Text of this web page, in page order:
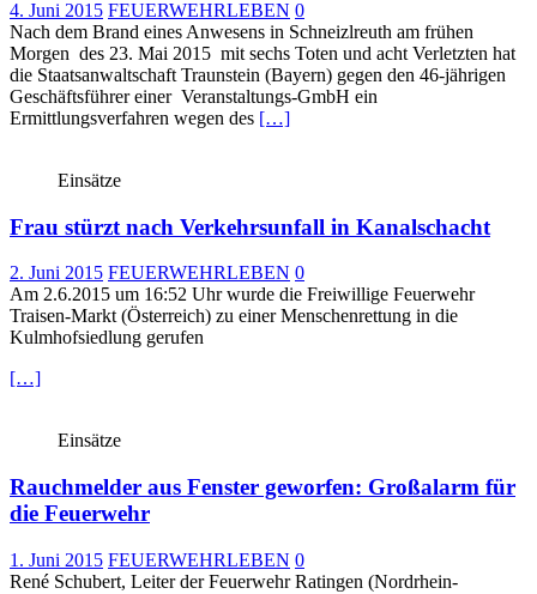
4. Juni 2015 FEUERWEHRLEBEN 0
Nach dem Brand eines Anwesens in Schneizlreuth am frühen
Morgen des 23. Mai 2015 mit sechs Toten und acht Verletzten hat
die Staatsanwaltschaft Traunstein (Bayern) gegen den 46-jährigen
Geschäftsführer einer Veranstaltungs-GmbH ein
Ermittlungsverfahren wegen des […]
Einsätze
Frau stürzt nach Verkehrsunfall in Kanalschacht
2. Juni 2015 FEUERWEHRLEBEN 0
Am 2.6.2015 um 16:52 Uhr wurde die Freiwillige Feuerwehr
Traisen-Markt (Österreich) zu einer Menschenrettung in die
Kulmhofsiedlung gerufen
[…]
Einsätze
Rauchmelder aus Fenster geworfen: Großalarm für
die Feuerwehr
1. Juni 2015 FEUERWEHRLEBEN 0
René Schubert, Leiter der Feuerwehr Ratingen (Nordrhein-